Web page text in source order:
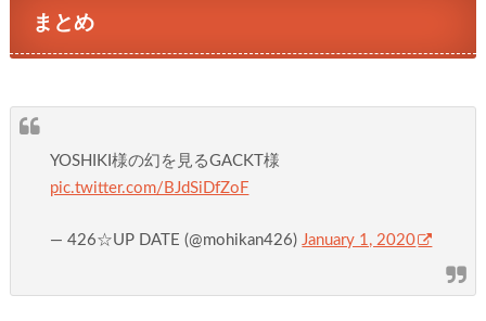
まとめ
YOSHIKI様の幻を見るGACKT様
pic.twitter.com/BJdSiDfZoF
— 426☆UP DATE (@mohikan426) January 1, 2020